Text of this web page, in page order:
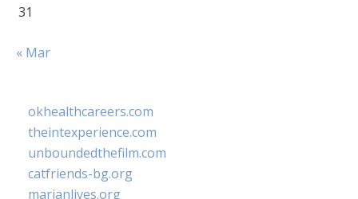
31
« Mar
okhealthcareers.com
theintexperience.com
unboundedthefilm.com
catfriends-bg.org
marianlives.org